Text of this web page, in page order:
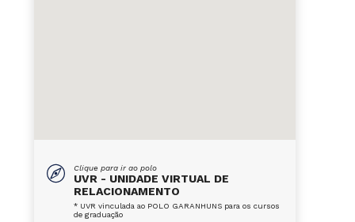
Clique para ir ao polo
UVR - UNIDADE VIRTUAL DE
RELACIONAMENTO
* UVR vinculada ao POLO GARANHUNS para os cursos
de graduação